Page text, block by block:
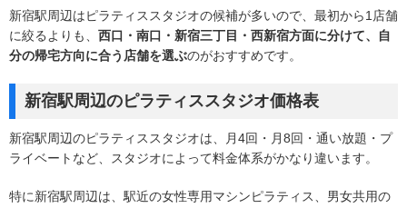
新宿駅周辺はピラティススタジオの候補が多いので、最初から1店舗
に絞るよりも、 西口・南口・新宿三丁目・西新宿方面に分けて、自
分の帰宅方向に合う店舗を選ぶのがおすすめです。
新宿駅周辺のピラティススタジオ価格表
新宿駅周辺のピラティススタジオは、月4回・月8回・通い放題・プ
ライベートなど、スタジオによって料金体系がかなり違います。
特に新宿駅周辺は、駅近の女性専用マシンピラティス、男女共用の